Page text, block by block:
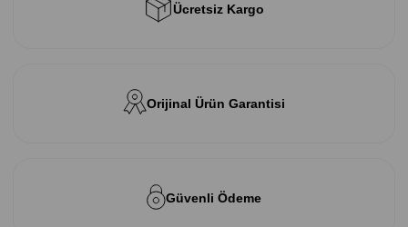
Ücretsiz Kargo
Orijinal Ürün Garantisi
Güvenli Ödeme